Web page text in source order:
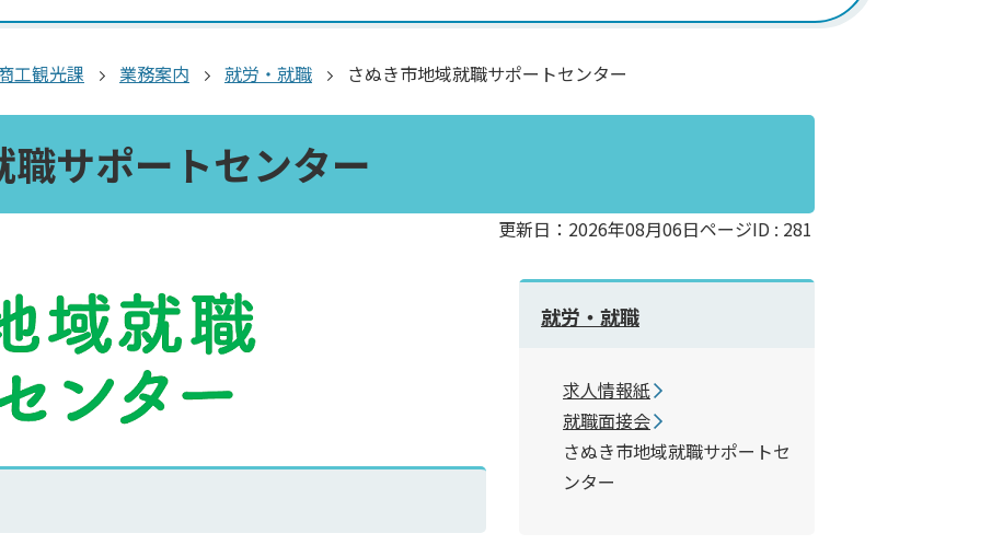
工観光課 業務案内 就労・就職 さぬき市地域就職サポートセンター
職サポートセンター
更新日：2026年08月06日ページID : 281
就労・就職
求人情報紙
就職面接会
さぬき市地域就職サポートセ
ンター